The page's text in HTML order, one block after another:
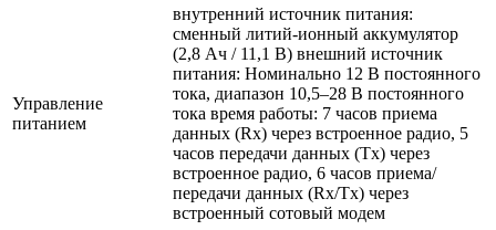
Управление
питанием
внутренний источник питания:
сменный литий-ионный аккумулятор
(2,8 Aч / 11,1 В) внешний источник
питания: Номинально 12 В постоянного
тока, диапазон 10,5–28 В постоянного
тока время работы: 7 часов приема
данных (Rx) через встроенное радио, 5
часов передачи данных (Tx) через
встроенное радио, 6 часов приема/
передачи данных (Rx/Tx) через
встроенный сотовый модем